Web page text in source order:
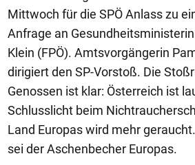
Mittwoch für die SPÖ Anlass zu
Anfrage an
Klein (FPÖ). Amtsvorgängerin
dirigiert den SP-Vorstoß. Die
Genossen ist klar: Österreich ist
Schlusslicht beim
Land Europas wird mehr
sei der Aschenbecher Europas.